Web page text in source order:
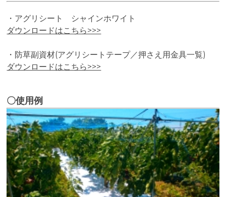
・アグリシート シャインホワイト
ダウンロードはこちら>>>
・防草副資材(アグリシートテープ／押さえ用金具一覧)
ダウンロードはこちら>>>
〇使用例